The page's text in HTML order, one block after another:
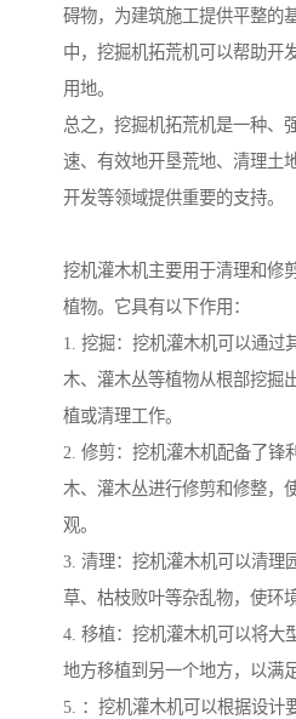
碍物，为建筑施工提供平整的
中，挖掘机拓荒机可以帮助开
用地。
总之，挖掘机拓荒机是一种、
速、有效地开垦荒地、清理土
开发等领域提供重要的支持。
挖机灌木机主要用于清理和修
植物。它具有以下作用：
1. 挖掘：挖机灌木机可以通过
木、灌木丛等植物从根部挖掘
植或清理工作。
2. 修剪：挖机灌木机配备了锋
木、灌木丛进行修剪和修整，
观。
3. 清理：挖机灌木机可以清理
草、枯枝败叶等杂乱物，使环
4. 移植：挖机灌木机可以将大
地方移植到另一个地方，以满
5. ：挖机灌木机可以根据设计